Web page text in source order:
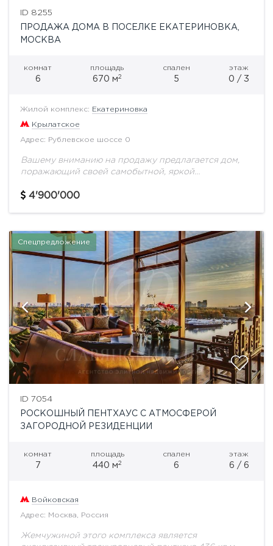
ID 8255
ПРОДАЖА ДОМА В ПОСЕЛКЕ ЕКАТЕРИНОВКА,
МОСКВА
комнат
6
площадь
670 м2
спален
5
этаж
0 / 3
Жилой комплекс: Екатериновка
Крылатское
Адрес: Рублевское шоссе 0
Вашему вниманию на продажу предлагается дом,
поражающий своей самобытной, яркой
великолепном законченном поселке на Рублевском
4'900'000
Спецпредложение
ID 7054
РОСКОШНЫЙ ПЕНТХАУС С АТМОСФЕРОЙ
ЗАГОРОДНОЙ РЕЗИДЕНЦИИ
комнат
7
площадь
440 м2
спален
6
этаж
6 / 6
Войковская
Адрес: Москва, Россия
Жемчужиной этого комплекса является